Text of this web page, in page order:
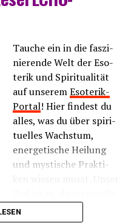
Tau­che ein in die fas­zi­
nie­ren­de Welt der Eso­
te­rik und Spi­ri­tua­li­tät
auf unse­remEso­te­rik-
Por­tal! Hier fin­dest du
alles, was du über spi­ri­
tu­el­les Wachs­tum,
ener­ge­ti­sche Hei­lung
und mys­ti­sche Prak­ti­
Infor­ma­tio­nen und